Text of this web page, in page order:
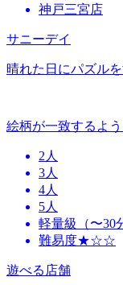
神戸三宮店
サニーデイ
晴れた日にパズル
絵柄が一致するよ
2人
3人
4人
5人
軽量級（〜30
難易度★☆☆
遊べる店舗